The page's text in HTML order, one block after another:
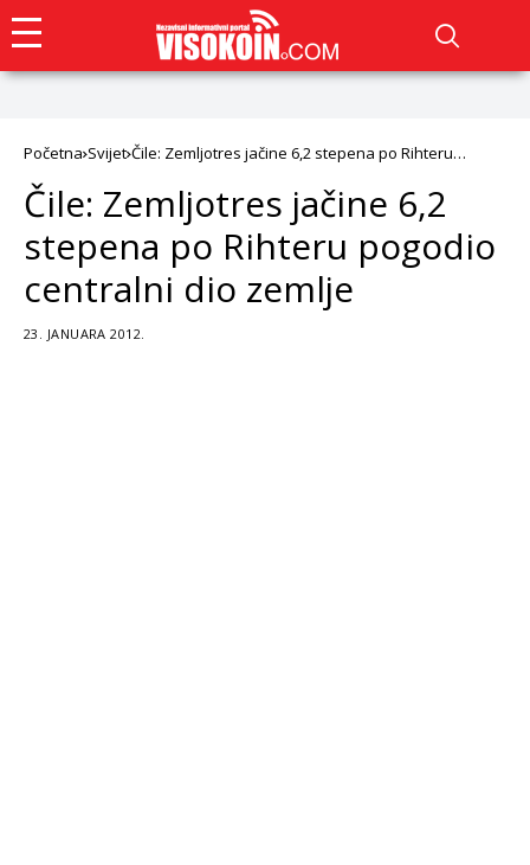
Početna Svijet Čile: Zemljotres jačine 6,2 stepena po Rihteru
Čile: Zemljotres jačine 6,2
stepena po Rihteru pogodio
centralni dio zemlje
23. JANUARA 2012.